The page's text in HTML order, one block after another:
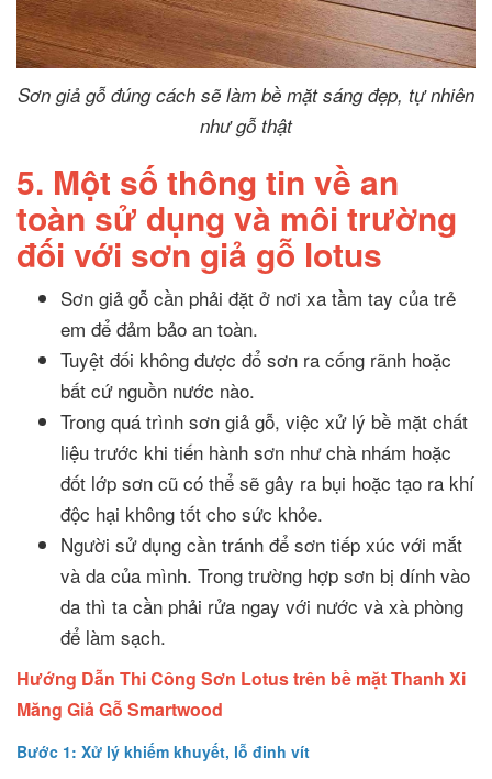
Sơn giả gỗ đúng cách sẽ làm bề mặt sáng đẹp, tự nhiên
như gỗ thật
5. Một số thông tin về an
toàn sử dụng và môi trường
đối với sơn giả gỗ lotus
Sơn giả gỗ cần phải đặt ở nơi xa tầm tay của trẻ
em để đảm bảo an toàn.
Tuyệt đối không được đổ sơn ra cống rãnh hoặc
bất cứ nguồn nước nào.
Trong quá trình sơn giả gỗ, việc xử lý bề mặt chất
liệu trước khi tiến hành sơn như chà nhám hoặc
đốt lớp sơn cũ có thể sẽ gây ra bụi hoặc tạo ra khí
độc hại không tốt cho sức khỏe.
Người sử dụng cần tránh để sơn tiếp xúc với mắt
và da của mình. Trong trường hợp sơn bị dính vào
da thì ta cần phải rửa ngay với nước và xà phòng
để làm sạch.
Hướng Dẫn Thi Công Sơn Lotus trên bề mặt Thanh Xi
Măng Giả Gỗ Smartwood
Bước 1: Xử lý khiếm khuyết, lỗ đinh vít